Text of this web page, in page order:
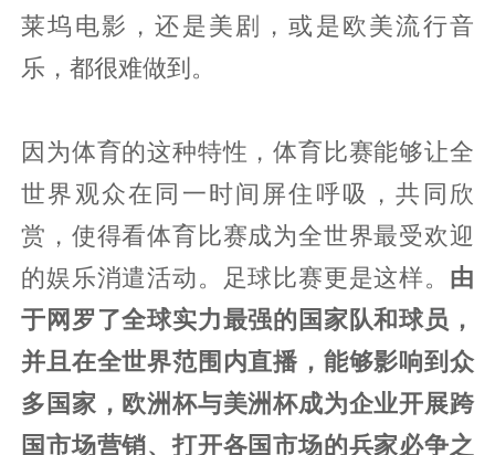
莱坞电影，还是美剧，或是欧美流行音
乐，都很难做到。
因为体育的这种特性，体育比赛能够让全
世界观众在同一时间屏住呼吸，共同欣
赏，使得看体育比赛成为全世界最受欢迎
的娱乐消遣活动。足球比赛更是这样。 由
于网罗了全球实力最强的国家队和球员，
并且在全世界范围内直播，能够影响到众
多国家，欧洲杯与美洲杯成为企业开展跨
国市场营销、打开各国市场的兵家必争之